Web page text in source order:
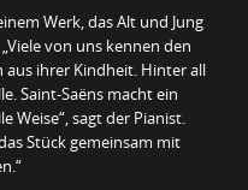
Werk, das Alt und Jung
von uns kennen den
ihrer Kindheit. Hinter all
Saint-Saëns macht ein
Weise“, sagt der Pianist.
Stück gemeinsam mit